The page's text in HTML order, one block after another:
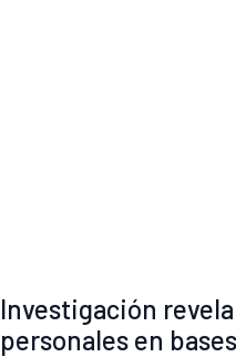
Investigación
personales en